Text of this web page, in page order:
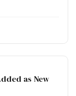
as New